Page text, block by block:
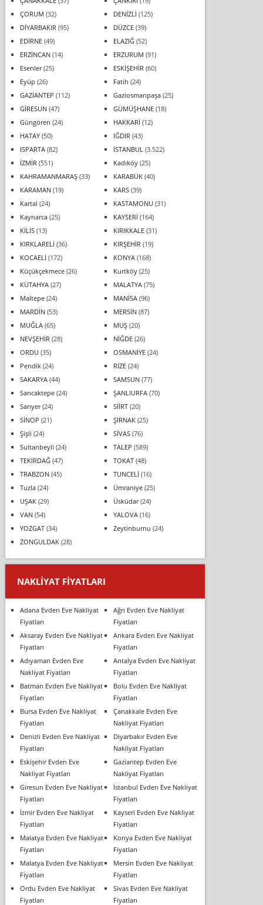
ÇORUM (32) DENİZLİ (125)
DİYARBAKIR (95) DÜZCE(39)
EDİRNE(49) ELAZIĞ(52)
ERZİNCAN(14) ERZURUM (91)
Esenler(25) ESKİŞEHİR (60)
Eyüp (26) Fatih (24)
GAZİANTEP (112) Gaziosmanpaşa(25)
GİRESUN(47) GÜMÜŞHANE(18)
Güngören (24) HAKKARİ (12)
HATAY(50) IĞDIR (43)
ISPARTA(82) İSTANBUL (3.522)
İZMİR (551) Kadıköy(25)
KAHRAMANMARAŞ(33) KARABÜK(40)
KARAMAN(19) KARS(39)
Kartal (24) KASTAMONU (31)
Kaynarca(25) KAYSERİ (164)
KİLİS(13) KIRIKKALE(31)
KIRKLARELİ (36) KIRŞEHİR (19)
KOCAELİ (172) KONYA(168)
Küçükçekmece(26) Kurtköy(25)
KÜTAHYA(27) MALATYA(75)
Maltepe(24) MANİSA(96)
MARDİN(53) MERSİN(87)
MUĞLA(65) MUŞ(20)
NEVŞEHİR (28) NİĞDE(26)
ORDU (35) OSMANİYE(24)
Pendik(24) RİZE(24)
SAKARYA(44) SAMSUN(77)
Sancaktepe(24) ŞANLIURFA(70)
Sarıyer(24) SİİRT(20)
SİNOP (21) ŞIRNAK(25)
Şişli (24) SİVAS(76)
Sultanbeyli (24) TALEP (589)
TEKİRDAĞ(47) TOKAT(48)
TRABZON(45) TUNCELİ (16)
Tuzla(24) Ümraniye(25)
UŞAK(29) Üsküdar(24)
VAN(54) YALOVA(16)
YOZGAT(34) Zeytinburnu (24)
ZONGULDAK(28)
NAKLIYAT FIYATLARI
Adana Evden Eve Nakliyat
Fiyatları
Ağrı Evden Eve Nakliyat
Fiyatları
Aksaray Evden Eve Nakliyat
Fiyatları
Ankara Evden Eve Nakliyat
Fiyatları
Adıyaman Evden Eve
Nakliyat Fiyatları
Antalya Evden Eve Nakliyat
Fiyatları
Batman Evden Eve Nakliyat
Fiyatları
Bolu Evden Eve Nakliyat
Fiyatları
Bursa Evden Eve Nakliyat
Fiyatları
Çanakkale Evden Eve
Nakliyat Fiyatları
Denizli Evden Eve Nakliyat
Fiyatları
Diyarbakır Evden Eve
Nakliyat Fiyatları
Eskişehir Evden Eve
Nakliyat Fiyatları
Gaziantep Evden Eve
Nakliyat Fiyatları
Giresun Evden Eve Nakliyat
Fiyatları
İstanbul Evden Eve Nakliyat
Fiyatları
İzmir Evden Eve Nakliyat
Fiyatları
Kayseri Evden Eve Nakliyat
Fiyatları
Malatya Evden Eve Nakliyat
Fiyatları
Konya Evden Eve Nakliyat
Fiyatları
Malatya Evden Eve Nakliyat
Fiyatları
Mersin Evden Eve Nakliyat
Fiyatları
Ordu Evden Eve Nakliyat
Fiyatları
Sivas Evden Eve Nakliyat
Fiyatları